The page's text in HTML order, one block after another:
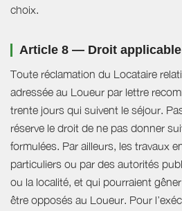
choix.
Article 8 — Droit
Toute réclamation du Locataire
adressée au Loueur par lettre
trente jours qui suivent le séjour.
réserve le droit de ne pas donner
formulées. Par ailleurs, les travaux
particuliers ou par des autorités
ou la localité, et qui pourraient
être opposés au Loueur. Pour